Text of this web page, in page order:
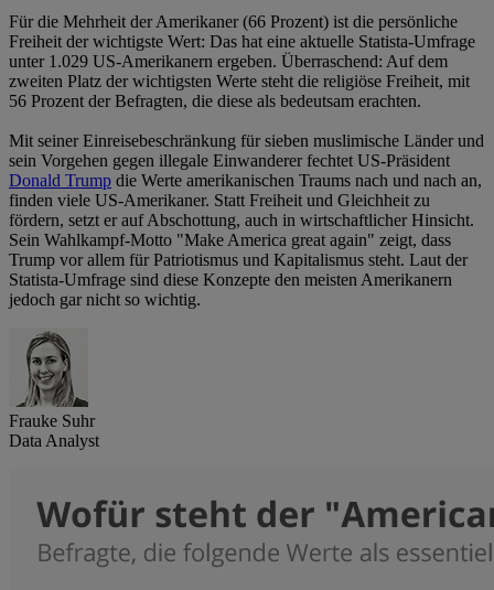
Für die Mehrheit der Amerikaner (66 Prozent) ist die persönliche
Freiheit der wichtigste Wert: Das hat eine aktuelle Statista-Umfrage
unter 1.029 US-Amerikanern ergeben. Überraschend: Auf dem
zweiten Platz der wichtigsten Werte steht die religiöse Freiheit, mit
56 Prozent der Befragten, die diese als bedeutsam erachten.
Mit seiner Einreisebeschränkung für sieben muslimische Länder und
sein Vorgehen gegen illegale Einwanderer fechtet US-Präsident
Donald Trump die Werte amerikanischen Traums nach und nach an,
finden viele US-Amerikaner. Statt Freiheit und Gleichheit zu
fördern, setzt er auf Abschottung, auch in wirtschaftlicher Hinsicht.
Sein Wahlkampf-Motto "Make America great again" zeigt, dass
Trump vor allem für Patriotismus und Kapitalismus steht. Laut der
Statista-Umfrage sind diese Konzepte den meisten Amerikanern
jedoch gar nicht so wichtig.
Frauke Suhr
Data Analyst